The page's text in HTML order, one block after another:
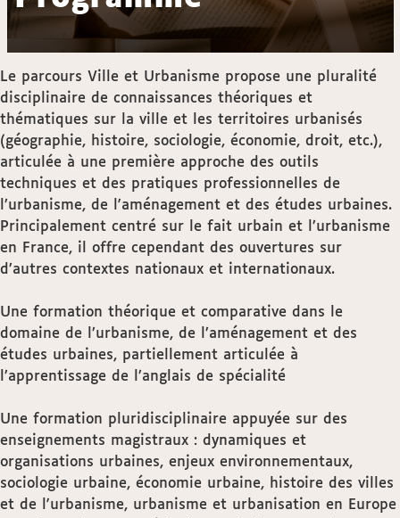
Le parcours Ville et Urbanisme propose une pluralité
disciplinaire de connaissances théoriques et
thématiques sur la ville et les territoires urbanisés
(géographie, histoire, sociologie, économie, droit, etc.),
articulée à une première approche des outils
techniques et des pratiques professionnelles de
l’urbanisme, de l'aménagement et des études urbaines.
Principalement centré sur le fait urbain et l’urbanisme
en France, il offre cependant des ouvertures sur
d’autres contextes nationaux et internationaux.
Une formation théorique et comparative dans le
domaine de l’urbanisme, de l’aménagement et des
études urbaines, partiellement articulée à
l’apprentissage de l’anglais de spécialité
Une formation pluridisciplinaire appuyée sur des
enseignements magistraux : dynamiques et
organisations urbaines, enjeux environnementaux,
sociologie urbaine, économie urbaine, histoire des villes
et de l'urbanisme, urbanisme et urbanisation en Europe